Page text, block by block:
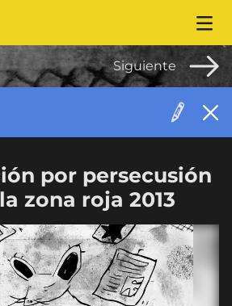
Siguiente
por persecusión
zona roja 2013